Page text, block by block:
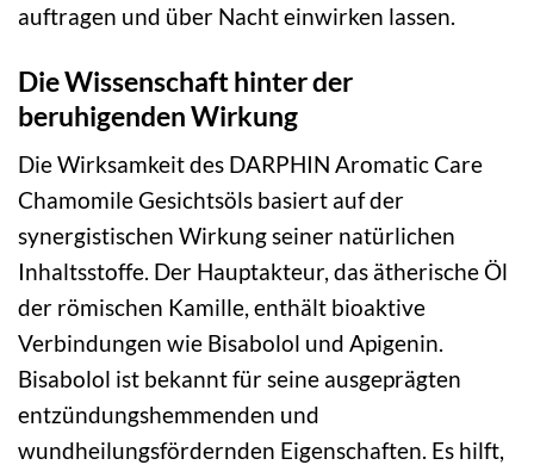
auftragen und über Nacht einwirken lassen.
Die Wissenschaft hinter der
beruhigenden Wirkung
Die Wirksamkeit des DARPHIN Aromatic Care
Chamomile Gesichtsöls basiert auf der
synergistischen Wirkung seiner natürlichen
Inhaltsstoffe. Der Hauptakteur, das ätherische Öl
der römischen Kamille, enthält bioaktive
Verbindungen wie Bisabolol und Apigenin.
Bisabolol ist bekannt für seine ausgeprägten
entzündungshemmenden und
wundheilungsfördernden Eigenschaften. Es hilft,